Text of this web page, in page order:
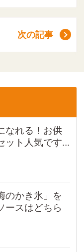
次の記事
なれる！お供
ット人気です...
のかき氷」を
ースはどちら